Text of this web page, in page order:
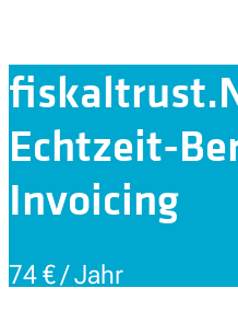
Echtzeit-
Invoicing
74 € / Jahr